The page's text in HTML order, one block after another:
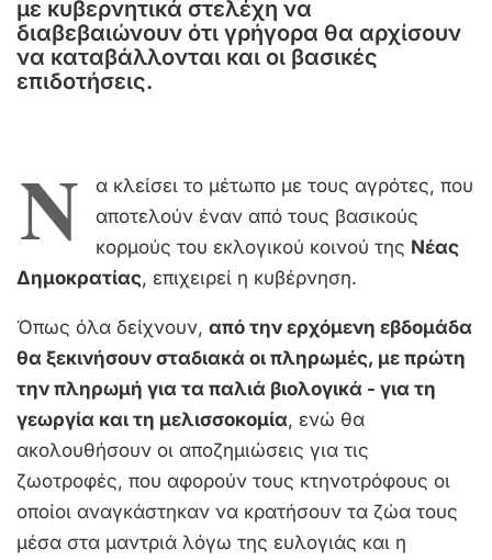
με κυβερνητικά στελέχη να
διαβεβαιώνουν ότι γρήγορα θα αρχίσουν
να καταβάλλονται και οι βασικές
επιδοτήσεις.
Ν
α κλείσει το μέτωπο με τους αγρότες, που
αποτελούν έναν από τους βασικούς
κορμούς του εκλογικού κοινού της Νέας
Δημοκρατίας, επιχειρεί η κυβέρνηση.
Όπως όλα δείχνουν, από την ερχόμενη εβδομάδα
θα ξεκινήσουν σταδιακά οι πληρωμές, με πρώτη
την πληρωμή για τα παλιά βιολογικά - για τη
γεωργία και τη μελισσοκομία, ενώ θα
ακολουθήσουν οι αποζημιώσεις για τις
ζωοτροφές, που αφορούν τους κτηνοτρόφους οι
οποίοι αναγκάστηκαν να κρατήσουν τα ζώα τους
μέσα στα μαντριά λόγω της ευλογιάς και η